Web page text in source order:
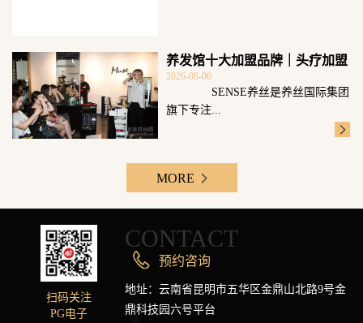
养发馆十大加盟品牌｜头疗加盟
选SENSE
2026-08-06
SENSE养丝是养丝国际集团
旗下专注...
MORE
扫码关注
PG电子
CONTACT
预约咨询
地址：云南省昆明市五华区金鼎山北路9号金
鼎科技园六号平台